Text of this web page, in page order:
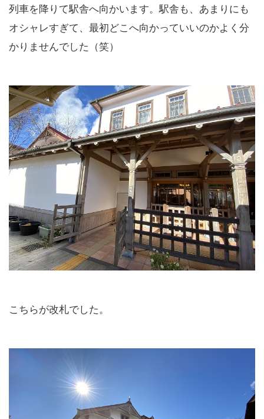
列車を降りて駅舎へ向かいます。駅舎も、あまりにも
オシャレすぎて、最初どこへ向かっていいのかよく分
かりませんでした（笑）
こちらが改札でした。